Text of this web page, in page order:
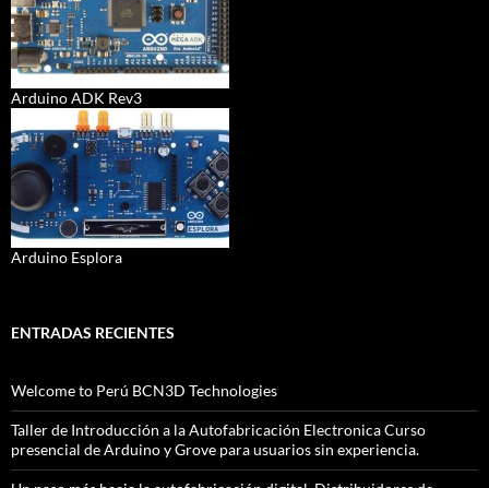
Arduino ADK Rev3
Arduino Esplora
ENTRADAS RECIENTES
Welcome to Perú BCN3D Technologies
Taller de Introducción a la Autofabricación Electronica Curso
presencial de Arduino y Grove para usuarios sin experiencia.